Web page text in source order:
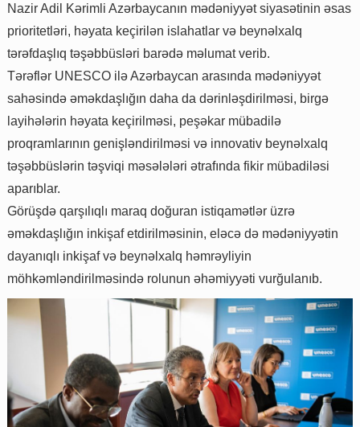
Nazir Adil Kərimli Azərbaycanın mədəniyyət siyasətinin əsas
prioritetləri, həyata keçirilən islahatlar və beynəlxalq
tərəfdaşlıq təşəbbüsləri barədə məlumat verib.
Tərəflər UNESCO ilə Azərbaycan arasında mədəniyyət
sahəsində əməkdaşlığın daha da dərinləşdirilməsi, birgə
layihələrin həyata keçirilməsi, peşəkar mübadilə
proqramlarının genişləndirilməsi və innovativ beynəlxalq
təşəbbüslərin təşviqi məsələləri ətrafında fikir mübadiləsi
aparıblar.
Görüşdə qarşılıqlı maraq doğuran istiqamətlər üzrə
əməkdaşlığın inkişaf etdirilməsinin, eləcə də mədəniyyətin
dayanıqlı inkişaf və beynəlxalq həmrəyliyin
möhkəmləndirilməsində rolunun əhəmiyyəti vurğulanıb.